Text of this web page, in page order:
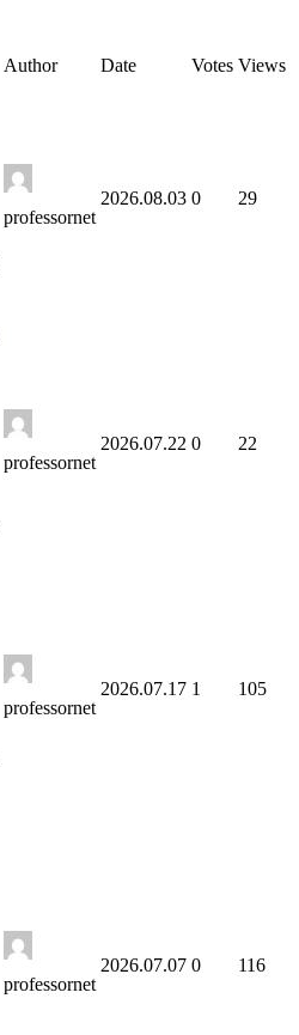
Author Date Votes Views
professornet
2026.08.03 0 29
professornet
2026.07.22 0 22
professornet
2026.07.17 1 105
professornet
2026.07.07 0 116